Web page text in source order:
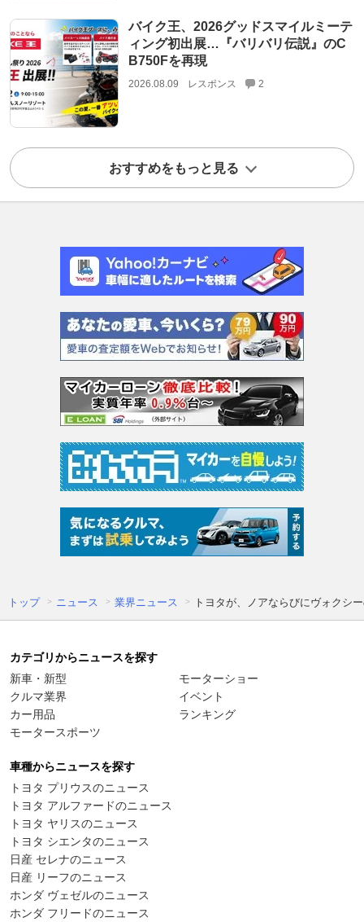
バイク王、2026グッドスマイルミーテ
ィング初出展…『バリバリ伝説』のC
B750Fを再現
2026.08.09 レスポンス 2
おすすめをもっと見る
トップ ニュース 業界ニュース トヨタが、ノアならびにヴォクシ
カテゴリからニュースを探す
新車・新型
クルマ業界
カー用品
モータースポーツ
モーターショー
イベント
ランキング
車種からニュースを探す
トヨタ プリウスのニュース
トヨタ アルファードのニュース
トヨタ ヤリスのニュース
トヨタ シエンタのニュース
日産 セレナのニュース
日産 リーフのニュース
ホンダ ヴェゼルのニュース
ホンダ フリードのニュース